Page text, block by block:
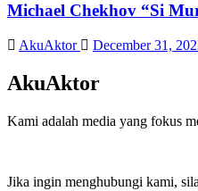
Michael Chekhov “Si
AkuAktor December 31,
AkuAktor
Kami adalah media yang fokus
Jika ingin menghubungi kami,